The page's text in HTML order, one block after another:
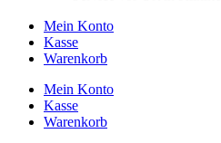
Mein Konto
Kasse
Warenkorb
Mein Konto
Kasse
Warenkorb